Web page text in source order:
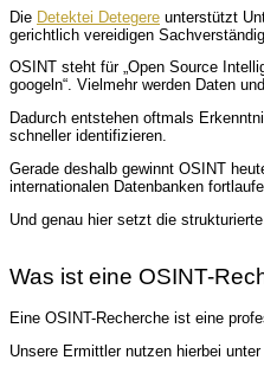
Die Detektei Detegere unterstützt
gerichtlich vereidigen
OSINT steht für „Open Source
googeln“. Vielmehr werden Daten
Dadurch entstehen oftmals
schneller identifizieren.
Gerade deshalb gewinnt OSINT
internationalen Datenbanken
Und genau hier setzt die
Was ist eine OSINT-
Eine OSINT-Recherche ist eine
Unsere Ermittler nutzen hierbei unter